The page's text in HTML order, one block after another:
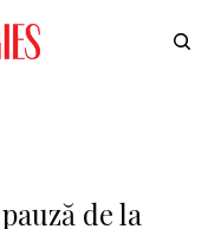
de la